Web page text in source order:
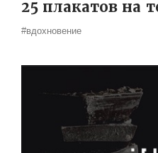
25 плакатов на
#вдохновение